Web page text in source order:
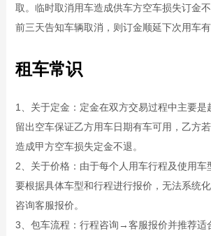
取。临时取消用车造成供车方空车损失订金
前三天告知车辆取消，则订金顺延下次用车有
租车常识
1、关于定金：定金在双方交易过程中主要是
留出空车保证乙方用车日期有车可用，乙方
造成甲方空车损失定金不退。
2、关于价格：由于每个人用车行程及使用车
要根据具体车型和行程进行报价，无法系统
咨询客服报价。
3、包车流程：行程咨询→客服报价并推荐